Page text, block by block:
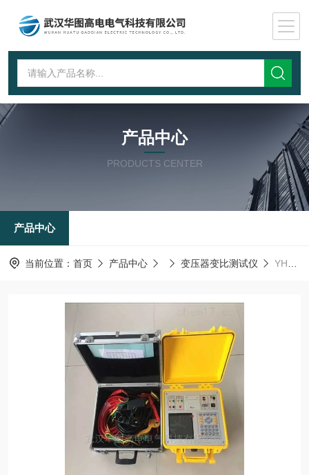
产品中心
PRODUCTS CENTER
产品中心
当前位置： 首页 产品中心 变压器变比测试仪 YHBC-II全自动变比测试仪